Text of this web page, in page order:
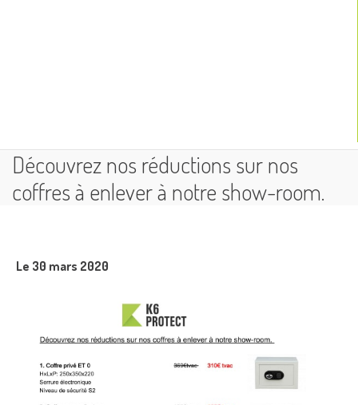
Découvrez nos réductions sur nos
coffres à enlever à notre show-room.
Le 30 mars 2020